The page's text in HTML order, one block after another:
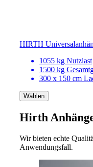
HIRTH
1055 kg Nutzlast
1500 kg
300 x 150 cm
Wählen
Hirth
Wir bieten echte
Anwendungsfall.